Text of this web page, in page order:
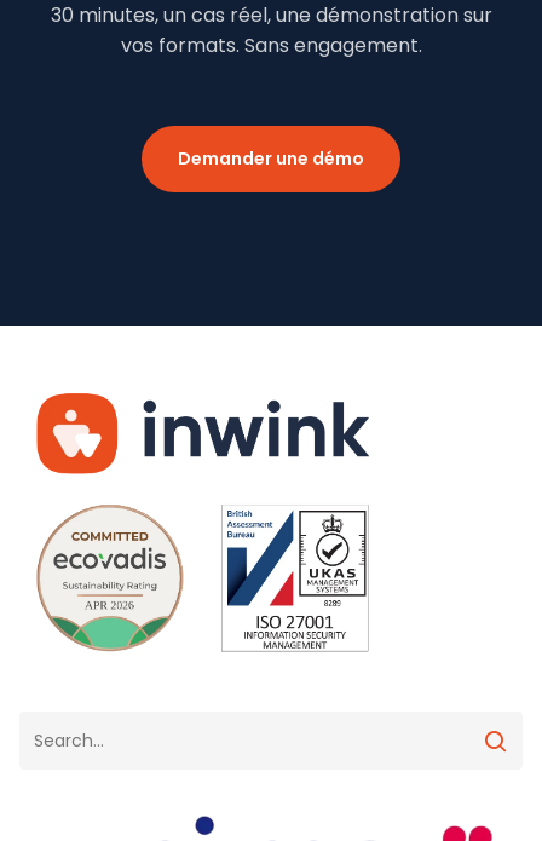
30 minutes, un cas réel, une démonstration sur
vos formats. Sans engagement.
Demander une démo